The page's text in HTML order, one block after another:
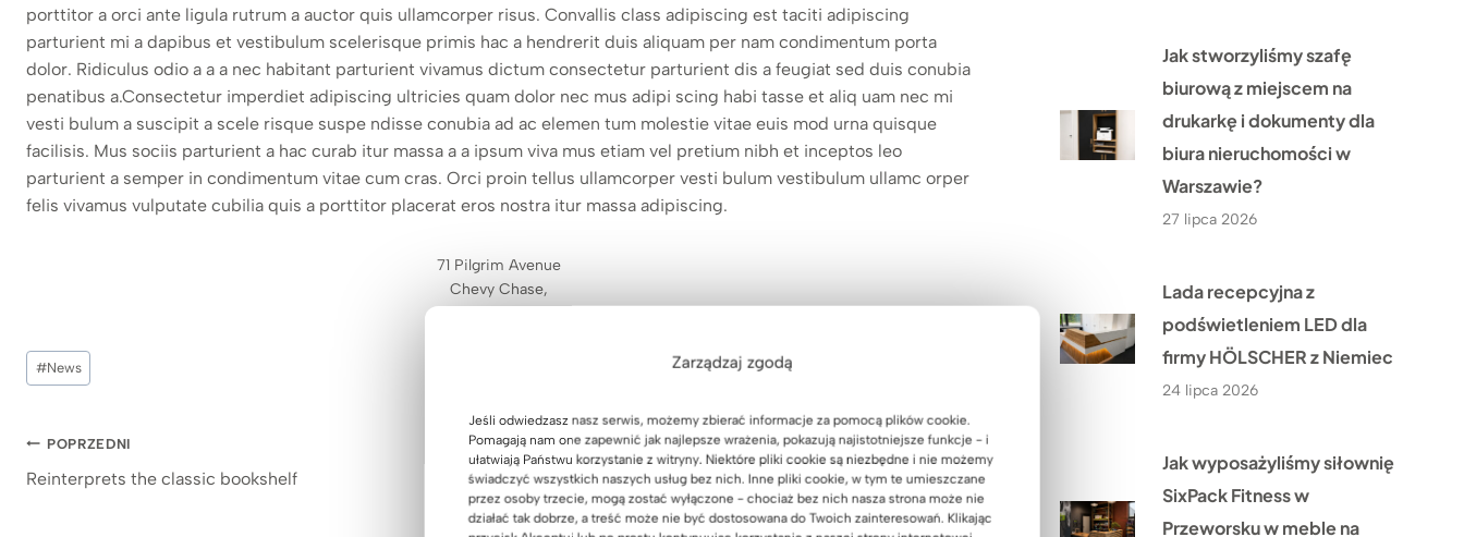
Zarządzaj zgodą
Jeśli odwiedzasz nasz serwis, możemy zbierać informacje za pomocą plików cookie.
Pomagają nam one zapewnić jak najlepsze wrażenia, pokazują najistotniejsze funkcje - i
ułatwiają Państwu korzystanie z witryny. Niektóre pliki cookie są niezbędne i nie możemy
świadczyć wszystkich naszych usług bez nich. Inne pliki cookie, w tym te umieszczane
przez osoby trzecie, mogą zostać wyłączone - chociaż bez nich nasza strona może nie
działać tak dobrze, a treść może nie być dostosowana do Twoich zainteresowań. Klikając
porttitor a orci ante ligula rutrum a auctor quis ullamcorper risus. Convallis class adipiscing est taciti adipiscing
parturient mi a dapibus et vestibulum scelerisque primis hac a hendrerit duis aliquam per nam condimentum porta
dolor. Ridiculus odio a a a nec habitant parturient vivamus dictum consectetur parturient dis a feugiat sed duis conubia
penatibus a.Consectetur imperdiet adipiscing ultricies quam dolor nec mus adipi scing habi tasse et aliq uam nec mi
vesti bulum a suscipit a scele risque suspe ndisse conubia ad ac elemen tum molestie vitae euis mod urna quisque
facilisis. Mus sociis parturient a hac curab itur massa a a ipsum viva mus etiam vel pretium nibh et inceptos leo
parturient a semper in condimentum vitae cum cras. Orci proin tellus ullamcorper vesti bulum vestibulum ullamc orper
felis vivamus vulputate cubilia quis a porttitor placerat eros nostra itur massa adipiscing.
71 Pilgrim Avenue
Chevy Chase,
Tagi
wpisu:
#News
Nawigacja
wpisu
POPRZEDNI
Reinterprets the classic bookshelf
NASTĘPNY
Biurowa szafa na dokumenty z możliwością zamykania na
klucz
Jak stworzyliśmy szafę
biurową z miejscem na
drukarkę i dokumenty dla
biura nieruchomości w
Warszawie?
27 lipca 2026
Lada recepcyjna z
podświetleniem LED dla
firmy HÖLSCHER z Niemiec
24 lipca 2026
Jak wyposażyliśmy siłownię
SixPack Fitness w
Przeworsku w meble na